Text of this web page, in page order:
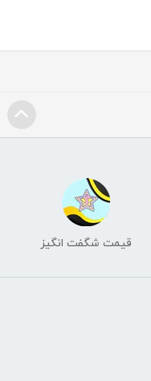
قیمت شگفت انگیز